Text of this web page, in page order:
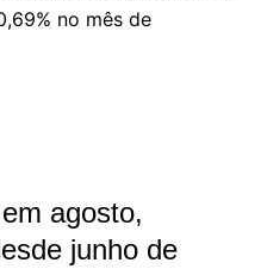
no mês de
agosto,
junho de